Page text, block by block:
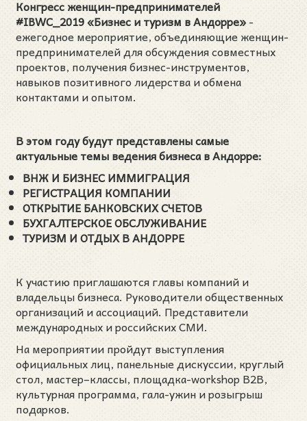
Конгресс женщин-предпринимателей
#IBWC_2019 «Бизнес и туризм в Андорре»-
ежегодное мероприятие, объединяющие женщин-
предпринимателей для обсуждения совместных
проектов, получения бизнес-инструментов,
навыков позитивного лидерства и обмена
контактами и опытом.
В этом году будут представлены самые
актуальные темы ведения бизнеса в Андорре:
ВНЖ И БИЗНЕС ИММИГРАЦИЯ
РЕГИСТРАЦИЯ КОМПАНИИ
ОТКРЫТИЕ БАНКОВСКИХ СЧЕТОВ
БУХГАЛТЕРСКОЕ ОБСЛУЖИВАНИЕ
ТУРИЗМ И ОТДЫХ В АНДОРРЕ
К участию приглашаются главы компаний и
владельцы бизнеса. Руководители общественных
организаций и ассоциаций. Представители
международных и российских СМИ.
На мероприятии пройдут выступления
официальных лиц, панельные дискуссии, круглый
стол, мастер–классы, площадка-workshop В2В,
культурная программа, гала-ужин и розыгрыш
подарков.